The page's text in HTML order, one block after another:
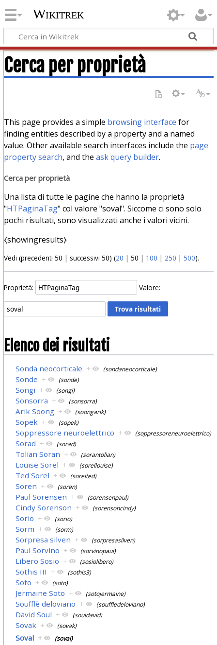
Wikitrek
Cerca per proprietà
This page provides a simple browsing interface for
finding entities described by a property and a named
value. Other available search interfaces include the page
property search, and the ask query builder.
Cerca per proprietà
Una lista di tutte le pagine che hanno la proprietà
"HTPaginaTag" col valore "soval". Siccome ci sono solo
pochi risultati, sono visualizzati anche i valori vicini.
⧼showingresults⧽
Vedi (precedenti 50 | successivi 50) (20 | 50 | 100 | 250 | 500).
Proprietà: Valore:
Elenco dei risultati
Sonda neocorticale + (sondaneocorticale)
Sonde + (sonde)
Songi + (songi)
Sonsorra + (sonsorra)
Arik Soong + (soongarik)
Sopek + (sopek)
Soppressore neuroelettrico + (soppressoreneuroelettrico)
Sorad + (sorad)
Tolian Soran + (sorantolian)
Louise Sorel + (sorellouise)
Ted Sorel + (sorelted)
Soren + (soren)
Paul Sorensen + (sorensenpaul)
Cindy Sorenson + (sorensoncindy)
Sorio + (sorio)
Sorm + (sorm)
Sorpresa silven + (sorpresasilven)
Paul Sorvino + (sorvinopaul)
Libero Sosio + (sosiolibero)
Sothis III + (sothis3)
Soto + (soto)
Jermaine Soto + (sotojermaine)
Soufflè deloviano + (souffledeloviano)
David Soul + (souldavid)
Sovak + (sovak)
Soval + (soval)